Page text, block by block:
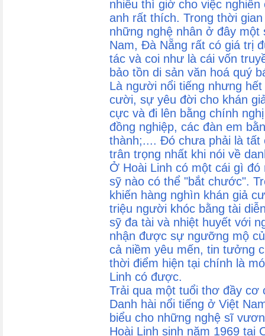
nhiều thì giờ cho việc
anh rất thích. Trong thời
những nghệ nhân ở đây một
Nam, Đà Nẵng rất có giá trị
tác và coi như là cái vốn
bảo tồn di sản văn hoá quý
Là người nổi tiếng nhưng
cười, sự yêu đời cho khán
cực và đi lên bằng chính
đồng nghiệp, các đàn em
thành;.... Đó chưa phải là tất
trân trọng nhất khi nói về
Ở Hoài Linh có một cái gì
sỹ nào có thể "bắt chước".
khiến hàng nghìn khán giả
triệu người khóc bằng tài
sỹ đa tài và nhiệt huyết với
nhận được sự ngưỡng mộ
cả niềm yêu mến, tin tưởng
thời điểm hiện tại chính là
Linh có được.
Trải qua một tuổi thơ đầy cơ
Danh hài nổi tiếng ở Việt
biểu cho những nghệ sĩ
Hoài Linh sinh năm 1969 tại